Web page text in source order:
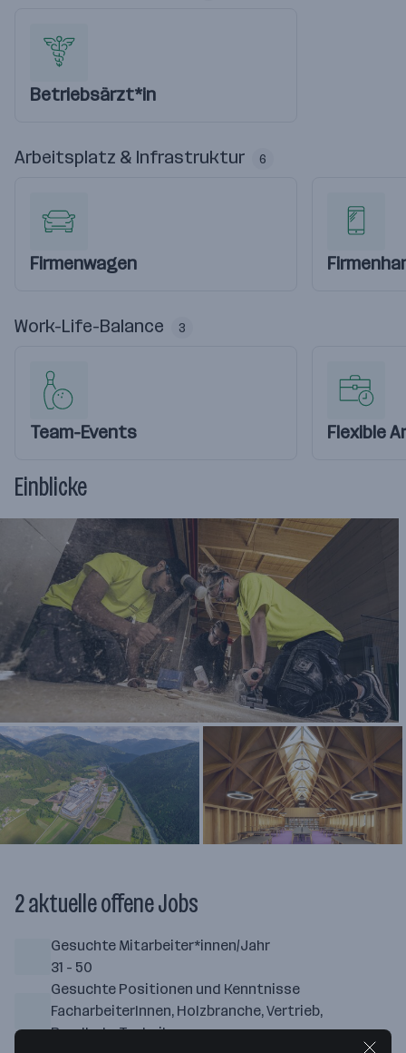
Betriebsärzt*in
Arbeitsplatz & Infrastruktur 6
Firmenwagen
Work-Life-Balance 3
Team-Events Flexible
Einblicke
2 aktuelle offene Jobs
Gesuchte Mitarbeiter*innen/Jahr
31 - 50
Gesuchte Positionen und Kenntnisse
FacharbeiterInnen, Holzbranche, Vertrieb,
Rundholz, Technik